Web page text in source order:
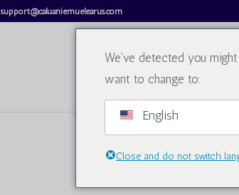
support@caluaniemuelearus.com
We've detected you
want to change to:
English
Close and do not switch